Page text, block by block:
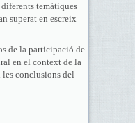
temàtiques
superat en escreix
de la participació de
en el context de la
conclusions del